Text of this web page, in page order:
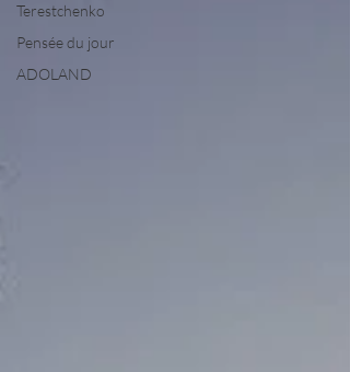
Terestchenko
Pensée du jour
ADOLAND